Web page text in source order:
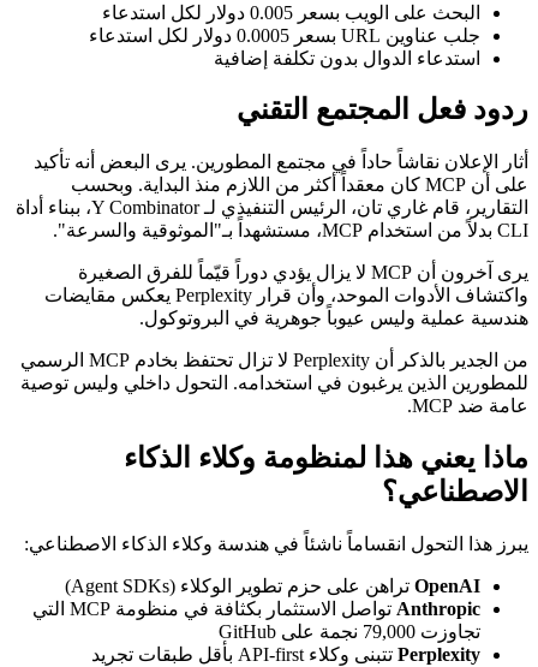
البحث على الويب بسعر 0.005 دولار لكل استدعاء
جلب عناوين URL بسعر 0.0005 دولار لكل استدعاء
استدعاء الدوال بدون تكلفة إضافية
ردود فعل المجتمع التقني
أثار الإعلان نقاشاً حاداً في مجتمع المطورين. يرى البعض أنه تأكيد
على أن MCP كان معقداً أكثر من اللازم منذ البداية. وبحسب
التقارير، قام غاري تان، الرئيس التنفيذي لـ Y Combinator، ببناء أداة
CLI بدلاً من استخدام MCP، مستشهداً بـ"الموثوقية والسرعة".
يرى آخرون أن MCP لا يزال يؤدي دوراً قيّماً للفرق الصغيرة
واكتشاف الأدوات الموحد، وأن قرار Perplexity يعكس مقايضات
هندسية عملية وليس عيوباً جوهرية في البروتوكول.
من الجدير بالذكر أن Perplexity لا تزال تحتفظ بخادم MCP الرسمي
للمطورين الذين يرغبون في استخدامه. التحول داخلي وليس توصية
عامة ضد MCP.
ماذا يعني هذا لمنظومة وكلاء الذكاء
الاصطناعي؟
يبرز هذا التحول انقساماً ناشئاً في هندسة وكلاء الذكاء الاصطناعي:
OpenAIتراهن على حزم تطوير الوكلاء (Agent SDKs)
Anthropic
تواصل الاستثمار بكثافة في منظومة MCP التي
تجاوزت 79,000 نجمة على GitHub
Perplexityتتبنى وكلاء API-first بأقل طبقات تجريد